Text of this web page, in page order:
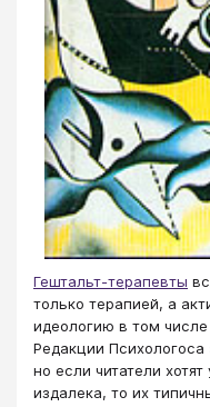
Гештальт-терапевты
только терапией, а
идеологию в том числе
Редакции Психологоса
но если читатели
издалека, то их